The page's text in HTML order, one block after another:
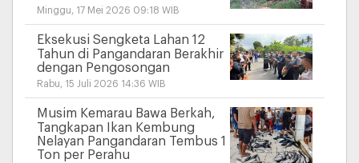
Minggu, 17 Mei 2026 09:18 WIB
Eksekusi Sengketa Lahan 12
Tahun di Pangandaran Berakhir
dengan Pengosongan
Rabu, 15 Juli 2026 14:36 WIB
Musim Kemarau Bawa Berkah,
Tangkapan Ikan Kembung
Nelayan Pangandaran Tembus 1
Ton per Perahu